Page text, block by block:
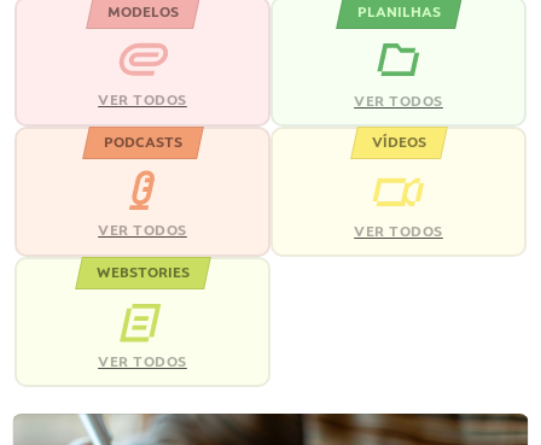
MODELOS
VER TODOS
PLANILHAS
VER TODOS
PODCASTS
VER TODOS
VÍDEOS
VER TODOS
WEBSTORIES
VER TODOS